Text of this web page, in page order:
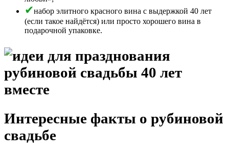
набор элитного красного вина с выдержкой 40 лет
(если такое найдётся) или просто хорошего вина в
подарочной упаковке.
Интересные факты о рубиновой
свадьбе